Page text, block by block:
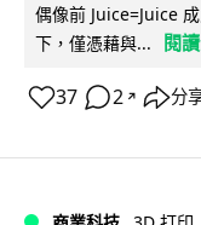
偶像前 Juice=Juice
下，僅憑藉與...
閱
37 2 ↗ 分